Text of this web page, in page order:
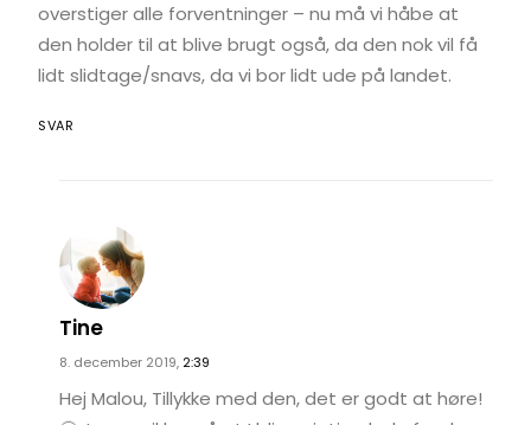
overstiger alle forventninger – nu må vi håbe at
den holder til at blive brugt også, da den nok vil få
lidt slidtage/snavs, da vi bor lidt ude på landet.
SVAR
Tine
8. december 2019, 2:39
Hej Malou, Tillykke med den, det er godt at høre!